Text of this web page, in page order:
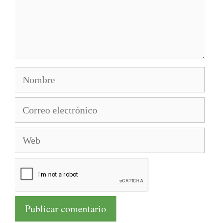
electrónico